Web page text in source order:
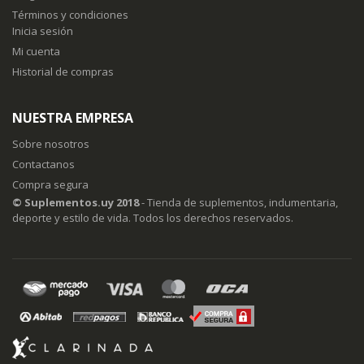
Términos y condiciones
Inicia sesión
Mi cuenta
Historial de compras
NUESTRA EMPRESA
Sobre nosotros
Contactanos
Compra segura
© Suplementos.uy 2018- Tienda de suplementos, indumentaria,
deporte y estilo de vida. Todos los derechos reservados.